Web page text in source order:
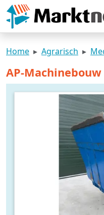
Home Agrarisch
AP-Machinebouw